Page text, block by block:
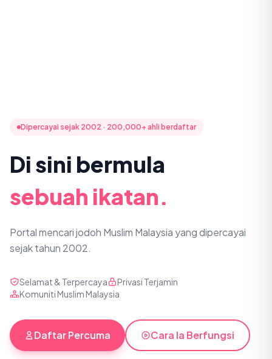
Dipercayai sejak 2002 · 200,000+ ahli berdaftar
Di sini bermula
sebuah ikatan.
Portal mencari jodoh Muslim Malaysia yang dipercayai
sejak tahun 2002.
Selamat & Terpercaya
Privasi Terjamin
Komuniti Muslim Malaysia
Daftar Percuma Cara Ia Berfungsi